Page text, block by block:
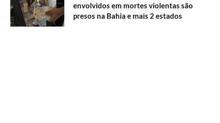
envolvidos em mortes violentas são
presos na Bahia e mais 2 estados